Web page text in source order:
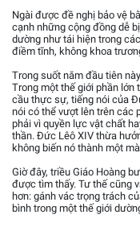
Ngài được đề nghị bảo vệ
cạnh những cộng đồng dễ
dường như tái hiện trong
điềm tĩnh, không khoa
Trong suốt năm đầu tiên
Trong một thế giới phần lớn
cầu thực sự, tiếng nói của
nói có thể vượt lên trên các
phải vì quyền lực vật chất
thần. Đức Lêô XIV thừa
không biến nó thành một
Giờ đây, triều Giáo Hoàng
được tìm thấy. Tư thế cũng
hơn: gánh vác trọng trách
bình trong một thế giới